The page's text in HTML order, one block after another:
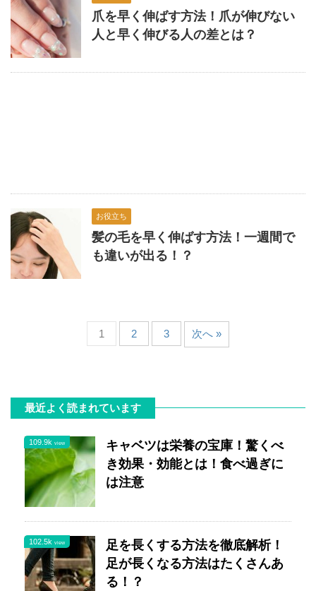
爪を早く伸ばす方法！爪が伸びない
人と早く伸びる人の差とは？
お役立ち
髪の毛を早く伸ばす方法！一週間で
も違いが出る！？
1 2 3 次へ »
最近よく読まれています
109.9k view
キャベツは栄養の宝庫！驚くべ
き効果・効能とは！食べ過ぎに
は注意
102.5k view
足を長くする方法を徹底解析！
足が長くなる方法はたくさんあ
る！？